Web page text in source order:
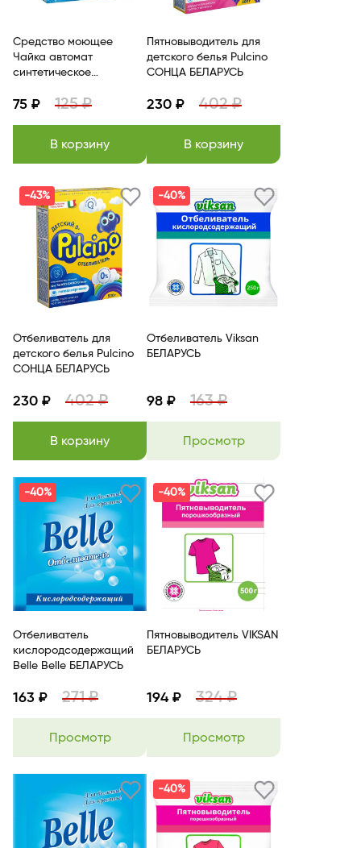
Средство моющее
Чайка автомат
синтетическое
400г СОНЦА
75 ₽ 125 ₽
В корзину
Пятновыводитель для
детского белья Pulcino
СОНЦА БЕЛАРУСЬ
230 ₽ 402 ₽
В корзину
-43%
Отбеливатель для
детского белья Pulcino
СОНЦА БЕЛАРУСЬ
230 ₽ 402 ₽
В корзину
-40%
Отбеливатель Viksan
БЕЛАРУСЬ
98 ₽ 163 ₽
Просмотр
-40%
Отбеливатель
кислородсодержащий
Belle Belle БЕЛАРУСЬ
163 ₽ 271 ₽
Просмотр
-40%
Пятновыводитель VIKSAN
БЕЛАРУСЬ
194 ₽ 324 ₽
Просмотр
-40%